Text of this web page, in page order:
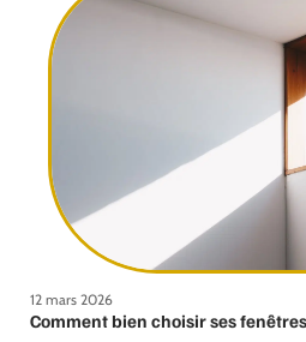
12 mars 2026
Comment bien choisir ses